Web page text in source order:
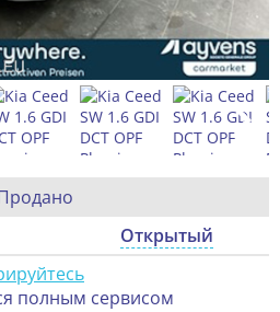
Открытый
полным сервисом